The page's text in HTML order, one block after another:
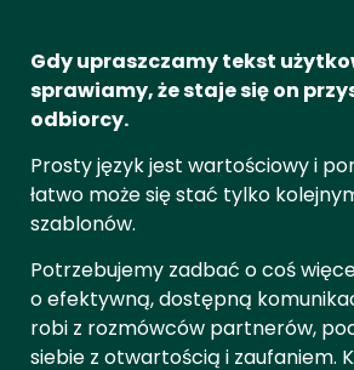
Gdy upraszczamy tekst
sprawiamy, że staje się on
odbiorcy.
Prosty język jest wartościowy i
łatwo może się stać tylko
szablonów.
Potrzebujemy zadbać o coś
o efektywną, dostępną
robi z rozmówców partnerów,
siebie z otwartością i zaufaniem.